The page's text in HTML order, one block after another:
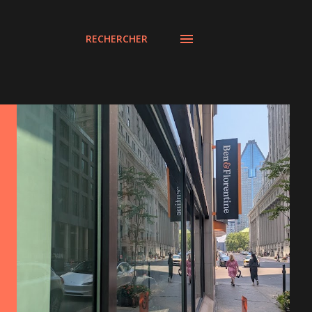
RECHERCHER